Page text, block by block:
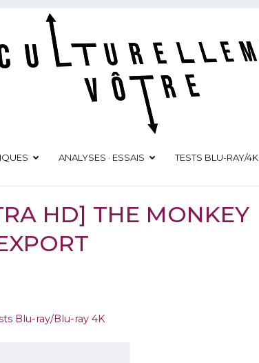
Culturellement Vôtre
ANALYSES · ESSAIS TESTS BLU-RAY/4K
HD] THE MONKEY
Blu-ray/Blu-ray 4K